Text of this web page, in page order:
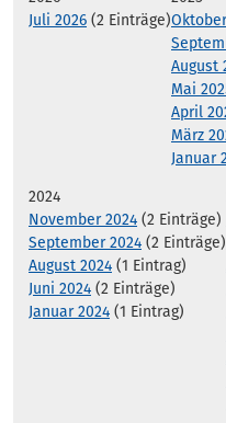
Juli 2026 (2 Einträge)
August
Mai
April
März
Januar
2024
November 2024 (2 Einträge)
September 2024 (2 Einträge)
August 2024 (1 Eintrag)
Juni 2024 (2 Einträge)
Januar 2024 (1 Eintrag)